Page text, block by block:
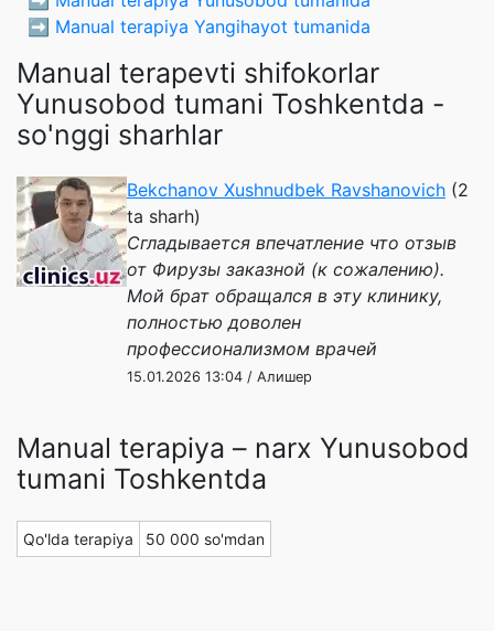
➡️ Manual terapiya Yangihayot tumanida
Manual terapevti shifokorlar
Yunusobod tumani Toshkentda -
so'nggi sharhlar
Bekchanov Xushnudbek Ravshanovich (2
ta sharh)
Сгладывается впечатление что отзыв
от Фирузы заказной (к сожалению).
Мой брат обращался в эту клинику,
полностью доволен
профессионализмом врачей
15.01.2026 13:04 / Алишер
Manual terapiya – narx Yunusobod
tumani Toshkentda
Qo'lda terapiya 50 000 so'mdan